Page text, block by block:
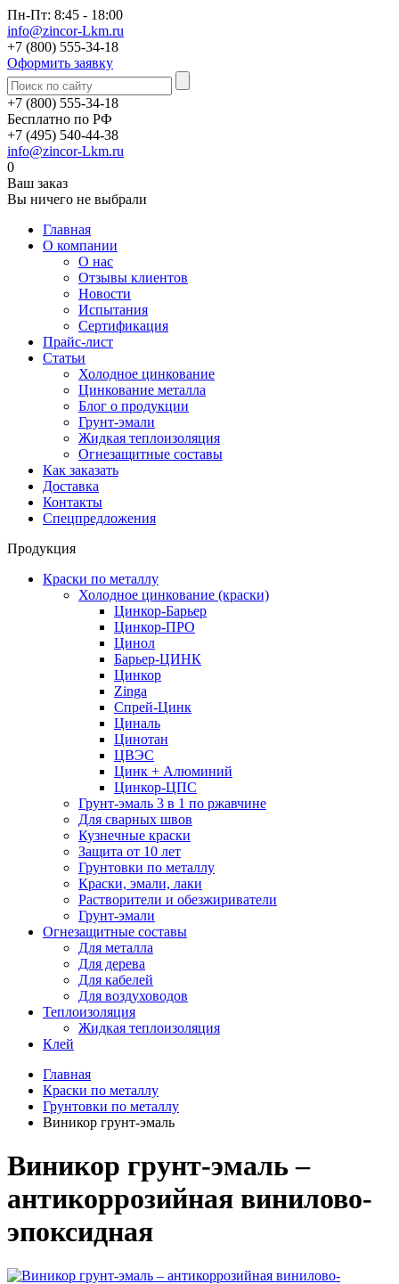
Пн-Пт: 8:45 - 18:00
info@zincor-Lkm.ru
+7 (800) 555-34-18
Оформить заявку
+7 (800) 555-34-18
Бесплатно по РФ
+7 (495) 540-44-38
info@zincor-Lkm.ru
0
Ваш заказ
Вы ничего не выбрали
Главная
О компании
О нас
Отзывы клиентов
Новости
Испытания
Сертификация
Прайс-лист
Статьи
Холодное цинкование
Цинкование металла
Блог о продукции
Грунт-эмали
Жидкая теплоизоляция
Огнезащитные составы
Как заказать
Доставка
Контакты
Спецпредложения
Продукция
Краски по металлу
Холодное цинкование (краски)
Цинкор-Барьер
Цинкор-ПРО
Цинол
Барьер-ЦИНК
Цинкор
Zinga
Спрей-Цинк
Циналь
Цинотан
ЦВЭС
Цинк + Алюминий
Цинкор-ЦПС
Грунт-эмаль 3 в 1 по ржавчине
Для сварных швов
Кузнечные краски
Защита от 10 лет
Грунтовки по металлу
Краски, эмали, лаки
Растворители и обезжириватели
Грунт-эмали
Огнезащитные составы
Для металла
Для дерева
Для кабелей
Для воздуховодов
Теплоизоляция
Жидкая теплоизоляция
Клей
Главная
Краски по металлу
Грунтовки по металлу
Виникор грунт-эмаль
Виникор грунт-эмаль –
антикоррозийная винилово-
эпоксидная